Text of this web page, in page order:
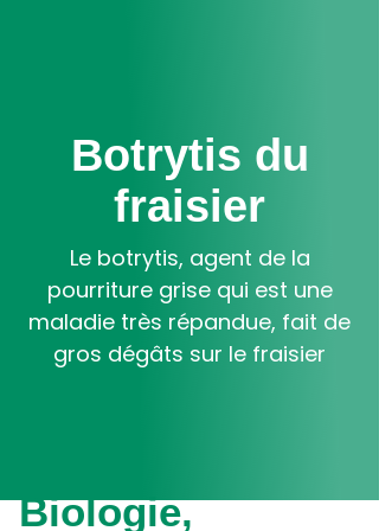
Botrytis du
fraisier
Le botrytis, agent de la
pourriture grise qui est une
maladie très répandue, fait de
gros dégâts sur le fraisier
Biologie,